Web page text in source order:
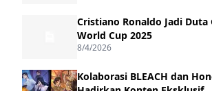
Cristiano Ronaldo Jadi Duta
World Cup 2025
8/4/2026
Kolaborasi BLEACH dan